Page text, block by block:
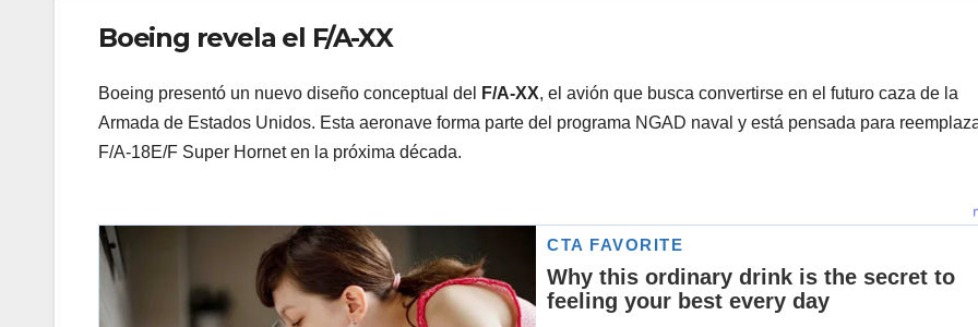
Boeing revela el F/A-XX
Boeing presentó un nuevo diseño conceptual del F/A-XX, el avión que busca convertirse en el futuro caza de la
Armada de Estados Unidos. Esta aeronave forma parte del programa NGAD naval y está pensada para
F/A-18E/F Super Hornet en la próxima década.